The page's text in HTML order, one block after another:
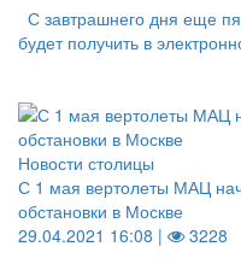
С завтрашнего дня еще
будет получить в
Новости столицы
С 1 мая вертолеты МАЦ
обстановки в Москве
29.04.2021 16:08 |
3228